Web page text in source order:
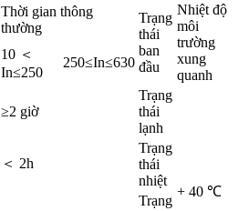
Thời gian thông
thường
Trạng
thái
ban
đầu
Nhiệt độ
môi
trường
xung
quanh
10 ＜
In≤250
250≤In≤630
≥2 giờ
Trạng
thái
lạnh
+ 40 ℃
＜ 2h
Trạng
thái
nhiệt
Trạng